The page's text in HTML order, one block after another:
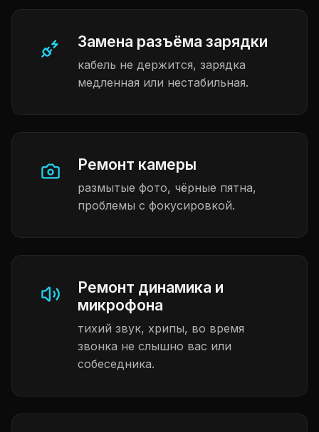
Замена разъёма зарядки
кабель не держится, зарядка
медленная или нестабильная.
Ремонт камеры
размытые фото, чёрные пятна,
проблемы с фокусировкой.
Ремонт динамика и
микрофона
тихий звук, хрипы, во время
звонка не слышно вас или
собеседника.